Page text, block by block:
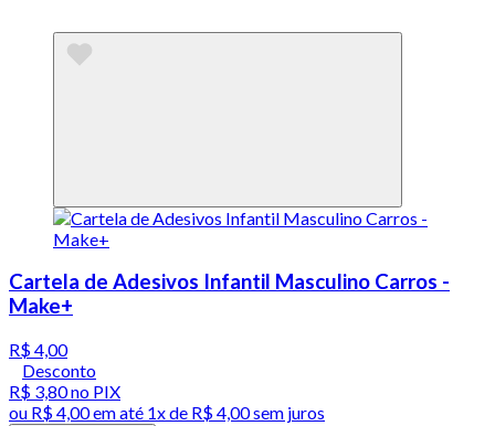
Cartela de Adesivos Infantil Masculino Carros -
Make+
R$ 4,00
Desconto
R$ 3,80no PIX
ou R$ 4,00em até 1x de R$ 4,00sem juros